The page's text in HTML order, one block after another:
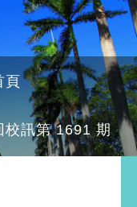
頁
校訊第 1691 期